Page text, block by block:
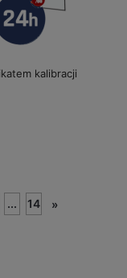
kalibracji
... 14 »